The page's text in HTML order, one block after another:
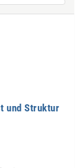
und Struktur